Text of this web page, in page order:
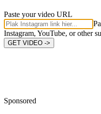
Paste your video URL
Instagram, YouTube, or other
GET VIDEO ->
Sponsored